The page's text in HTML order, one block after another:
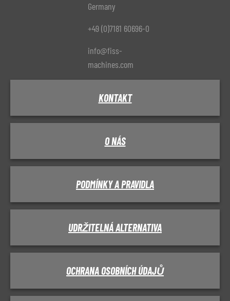
Germany
+49 (0)7181 60696-0
info@fiss-
machines.com
KONTAKT
O NÁS
PODMÍNKY A PRAVIDLA
UDRŽITELNÁ ALTERNATIVA
OCHRANA OSOBNÍCH ÚDAJŮ